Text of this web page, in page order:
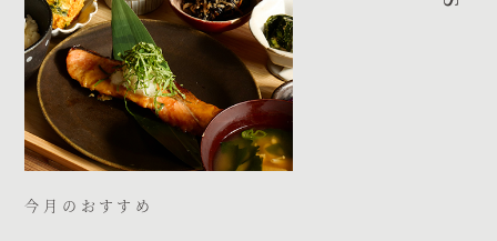
今月のおすすめ